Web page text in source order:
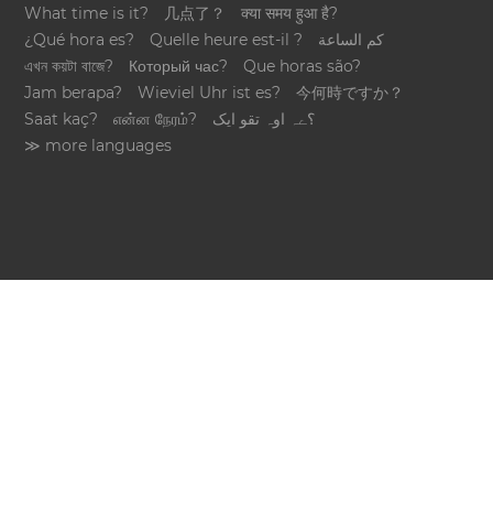
What time is it?
几点了？
क्या समय हुआ है?
¿Qué hora es?
Quelle heure est-il ?
كم الساعة
এখন কয়টা বাজে?
Который час?
Que horas são?
Jam berapa?
Wieviel Uhr ist es?
今何時ですか？
Saat kaç?
என்ன நேரம்?
؟ےہ اوہ تقو ایک
≫ more languages